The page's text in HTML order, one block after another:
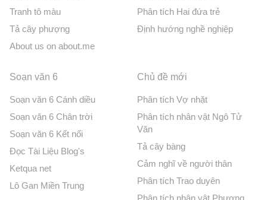
Tranh tô màu
Tả cây phượng
About us on about.me
Phân tích Hai đứa trẻ
Định hướng nghề nghiệp
Soạn văn 6
Soạn văn 6 Cánh diều
Soạn văn 6 Chân trời
Soạn văn 6 Kết nối
Đọc Tài Liệu Blog's
Ketqua net
Lô Gan Miền Trung
Chủ đề mới
Phân tích Vợ nhặt
Phân tích nhân vật Ngô Tử
Văn
Tả cây bàng
Cảm nghĩ về người thân
Phân tích Trao duyên
Phân tích nhân vật Phương